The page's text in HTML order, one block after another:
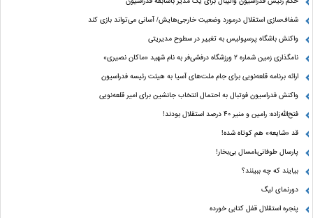
شفاف‌سازی استقلال درمورد وضعیت خارجی‌هایش/ آسانی می‌تواند بازی کند
واکنش باشگاه پرسپولیس به تغییر در سطوح مدیریتی
نامگذاری زمین شماره ۲ ورزشگاه درفشی‌فر به نام شهید «ماکان نصیری»
ارائه برنامه‌ قلعه‌نویی برای جام ملت‌های آسیا به هیئت رئیسه فدراسیون
واکنش فدراسیون فوتبال به احتمال انتخاب جانشین برای امیر قلعه‌نویی
فتح‌الله‌زاده: رامین و منیر 40 درصد استقلال بودند!
قد «شایعه» هم کوتاه شده!
پارسال طوفانی،امسال بی‌بخار!
بیایند که چه ببینند؟
دورنمای لیگ
پنجره‌ استقلال قفل کتابی خورده